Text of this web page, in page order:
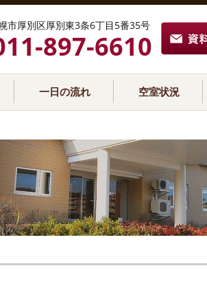
市厚別区厚別東3条6丁目5番35号
897-6610
一日の流れ 空室状況